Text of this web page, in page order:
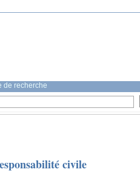
de recherche
civile